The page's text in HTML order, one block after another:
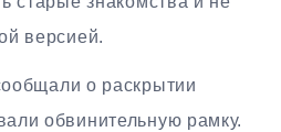
версией.
о раскрытии
обвинительную рамку.